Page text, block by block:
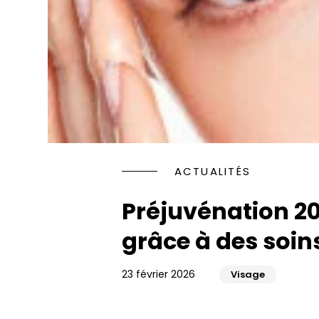
Faire
ACTUALITÉS
Préjuvénation
grâce à des
23 février 2026 Visage